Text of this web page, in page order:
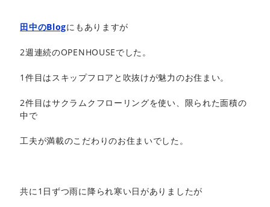
田中のBlogにもありますが
2週連続のOPENHOUSEでした。
1件目はスキップフロアと吹抜けが魅力のお住まい。
2件目はサクラムクフローリングを使い、限られた面積の
中で
工夫が満載のこだわりのお住まいでした。
共に1日ずつ雨に降られ寒い日がありましたが